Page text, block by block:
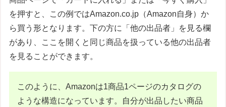
を押すと、この例ではAmazon.co.jp（Amazon自身）か
ら買う形となります。下の方に「他の出品者」を見る欄
があり、ここを開くと同じ商品を扱っている他の出品者
を見ることができます。
このように、Amazonは1商品1ページのカタログの
ような構造になっています。自分が出品したい商品